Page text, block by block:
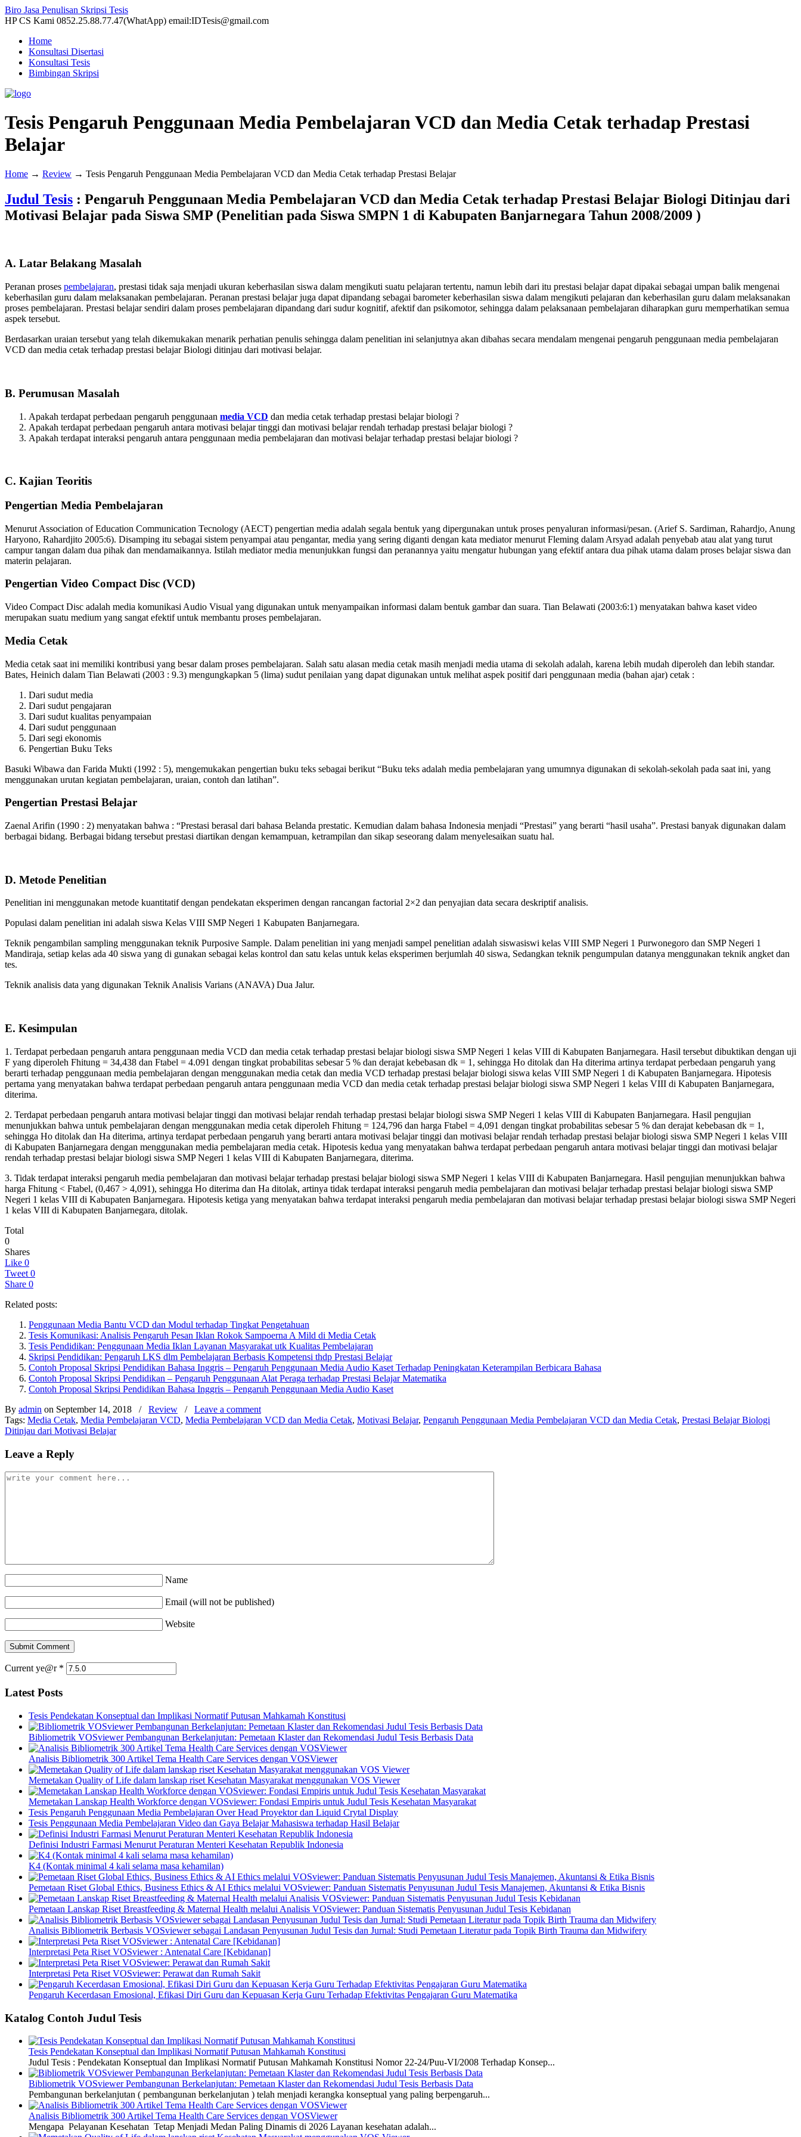
Biro Jasa Penulisan Skripsi Tesis
HP CS Kami 0852.25.88.77.47(WhatApp) email:IDTesis@gmail.com
Home
Konsultasi Disertasi
Konsultasi Tesis
Bimbingan Skripsi
Tesis Pengaruh Penggunaan Media Pembelajaran VCD dan Media Cetak terhadap Prestasi
Belajar
Home → Review → Tesis Pengaruh Penggunaan Media Pembelajaran VCD dan Media Cetak terhadap Prestasi Belajar
Judul Tesis : Pengaruh Penggunaan Media Pembelajaran VCD dan Media Cetak terhadap Prestasi Belajar Biologi Ditinjau dari
Motivasi Belajar pada Siswa SMP (Penelitian pada Siswa SMPN 1 di Kabupaten Banjarnegara Tahun 2008/2009 )
A. Latar Belakang Masalah
Peranan proses pembelajaran, prestasi tidak saja menjadi ukuran keberhasilan siswa dalam mengikuti suatu pelajaran tertentu, namun lebih dari itu prestasi belajar dapat dipakai sebagai umpan balik mengenai
keberhasilan guru dalam melaksanakan pembelajaran. Peranan prestasi belajar juga dapat dipandang sebagai barometer keberhasilan siswa dalam mengikuti pelajaran dan keberhasilan guru dalam melaksanakan
proses pembelajaran. Prestasi belajar sendiri dalam proses pembelajaran dipandang dari sudur kognitif, afektif dan psikomotor, sehingga dalam pelaksanaan pembelajaran diharapkan guru memperhatikan semua
aspek tersebut.
Berdasarkan uraian tersebut yang telah dikemukakan menarik perhatian penulis sehingga dalam penelitian ini selanjutnya akan dibahas secara mendalam mengenai pengaruh penggunaan media pembelajaran
VCD dan media cetak terhadap prestasi belajar Biologi ditinjau dari motivasi belajar.
B. Perumusan Masalah
Apakah terdapat perbedaan pengaruh penggunaan media VCD dan media cetak terhadap prestasi belajar biologi ?
Apakah terdapat perbedaan pengaruh antara motivasi belajar tinggi dan motivasi belajar rendah terhadap prestasi belajar biologi ?
Apakah terdapat interaksi pengaruh antara penggunaan media pembelajaran dan motivasi belajar terhadap prestasi belajar biologi ?
C. Kajian Teoritis
Pengertian Media Pembelajaran
Menurut Association of Education Communication Tecnology (AECT) pengertian media adalah segala bentuk yang dipergunakan untuk proses penyaluran informasi/pesan. (Arief S. Sardiman, Rahardjo, Anung
Haryono, Rahardjito 2005:6). Disamping itu sebagai sistem penyampai atau pengantar, media yang sering diganti dengan kata mediator menurut Fleming dalam Arsyad adalah penyebab atau alat yang turut
campur tangan dalam dua pihak dan mendamaikannya. Istilah mediator media menunjukkan fungsi dan peranannya yaitu mengatur hubungan yang efektif antara dua pihak utama dalam proses belajar siswa dan
materin pelajaran.
Pengertian Video Compact Disc (VCD)
Video Compact Disc adalah media komunikasi Audio Visual yang digunakan untuk menyampaikan informasi dalam bentuk gambar dan suara. Tian Belawati (2003:6:1) menyatakan bahwa kaset video
merupakan suatu medium yang sangat efektif untuk membantu proses pembelajaran.
Media Cetak
Media cetak saat ini memiliki kontribusi yang besar dalam proses pembelajaran. Salah satu alasan media cetak masih menjadi media utama di sekolah adalah, karena lebih mudah diperoleh dan lebih standar.
Bates, Heinich dalam Tian Belawati (2003 : 9.3) mengungkapkan 5 (lima) sudut penilaian yang dapat digunakan untuk melihat aspek positif dari penggunaan media (bahan ajar) cetak :
Dari sudut media
Dari sudut pengajaran
Dari sudut kualitas penyampaian
Dari sudut penggunaan
Dari segi ekonomis
Pengertian Buku Teks
Basuki Wibawa dan Farida Mukti (1992 : 5), mengemukakan pengertian buku teks sebagai berikut “Buku teks adalah media pembelajaran yang umumnya digunakan di sekolah-sekolah pada saat ini, yang
menggunakan urutan kegiatan pembelajaran, uraian, contoh dan latihan”.
Pengertian Prestasi Belajar
Zaenal Arifin (1990 : 2) menyatakan bahwa : “Prestasi berasal dari bahasa Belanda prestatic. Kemudian dalam bahasa Indonesia menjadi “Prestasi” yang berarti “hasil usaha”. Prestasi banyak digunakan dalam
berbagai bidang. Berbagai bidang tersebut prestasi diartikan dengan kemampuan, ketrampilan dan sikap seseorang dalam menyelesaikan suatu hal.
D. Metode Penelitian
Penelitian ini menggunakan metode kuantitatif dengan pendekatan eksperimen dengan rancangan factorial 2×2 dan penyajian data secara deskriptif analisis.
Populasi dalam penelitian ini adalah siswa Kelas VIII SMP Negeri 1 Kabupaten Banjarnegara.
Teknik pengambilan sampling menggunakan teknik Purposive Sample. Dalam penelitian ini yang menjadi sampel penelitian adalah siswasiswi kelas VIII SMP Negeri 1 Purwonegoro dan SMP Negeri 1
Mandiraja, setiap kelas ada 40 siswa yang di gunakan sebagai kelas kontrol dan satu kelas untuk kelas eksperimen berjumlah 40 siswa, Sedangkan teknik pengumpulan datanya menggunakan teknik angket dan
tes.
Teknik analisis data yang digunakan Teknik Analisis Varians (ANAVA) Dua Jalur.
E. Kesimpulan
1. Terdapat perbedaan pengaruh antara penggunaan media VCD dan media cetak terhadap prestasi belajar biologi siswa SMP Negeri 1 kelas VIII di Kabupaten Banjarnegara. Hasil tersebut dibuktikan dengan uji
F yang diperoleh Fhitung = 34,438 dan Ftabel = 4.091 dengan tingkat probabilitas sebesar 5 % dan derajat kebebasan dk = 1, sehingga Ho ditolak dan Ha diterima artinya terdapat perbedaan pengaruh yang
berarti terhadap penggunaan media pembelajaran dengan menggunakan media cetak dan media VCD terhadap prestasi belajar biologi siswa kelas VIII SMP Negeri 1 di Kabupaten Banjarnegara. Hipotesis
pertama yang menyatakan bahwa terdapat perbedaan pengaruh antara penggunaan media VCD dan media cetak terhadap prestasi belajar biologi siswa SMP Negeri 1 kelas VIII di Kabupaten Banjarnegara,
diterima.
2. Terdapat perbedaan pengaruh antara motivasi belajar tinggi dan motivasi belajar rendah terhadap prestasi belajar biologi siswa SMP Negeri 1 kelas VIII di Kabupaten Banjarnegara. Hasil pengujian
menunjukkan bahwa untuk pembelajaran dengan menggunakan media cetak diperoleh Fhitung = 124,796 dan harga Ftabel = 4,091 dengan tingkat probabilitas sebesar 5 % dan derajat kebebasan dk = 1,
sehingga Ho ditolak dan Ha diterima, artinya terdapat perbedaan pengaruh yang berarti antara motivasi belajar tinggi dan motivasi belajar rendah terhadap prestasi belajar biologi siswa SMP Negeri 1 kelas VIII
di Kabupaten Banjarnegara dengan menggunakan media pembelajaran media cetak. Hipotesis kedua yang menyatakan bahwa terdapat perbedaan pengaruh antara motivasi belajar tinggi dan motivasi belajar
rendah terhadap prestasi belajar biologi siswa SMP Negeri 1 kelas VIII di Kabupaten Banjarnegara, diterima.
3. Tidak terdapat interaksi pengaruh media pembelajaran dan motivasi belajar terhadap prestasi belajar biologi siswa SMP Negeri 1 kelas VIII di Kabupaten Banjarnegara. Hasil pengujian menunjukkan bahwa
harga Fhitung < Ftabel, (0,467 > 4,091), sehingga Ho diterima dan Ha ditolak, artinya tidak terdapat interaksi pengaruh media pembelajaran dan motivasi belajar terhadap prestasi belajar biologi siswa SMP
Negeri 1 kelas VIII di Kabupaten Banjarnegara. Hipotesis ketiga yang menyatakan bahwa terdapat interaksi pengaruh media pembelajaran dan motivasi belajar terhadap prestasi belajar biologi siswa SMP Negeri
1 kelas VIII di Kabupaten Banjarnegara, ditolak.
Total
0
Shares
Like 0
Tweet 0
Share 0
Related posts:
Penggunaan Media Bantu VCD dan Modul terhadap Tingkat Pengetahuan
Tesis Komunikasi: Analisis Pengaruh Pesan Iklan Rokok Sampoerna A Mild di Media Cetak
Tesis Pendidikan: Penggunaan Media Iklan Layanan Masyarakat utk Kualitas Pembelajaran
Skripsi Pendidikan: Pengaruh LKS dlm Pembelajaran Berbasis Kompetensi thdp Prestasi Belajar
Contoh Proposal Skripsi Pendidikan Bahasa Inggris – Pengaruh Penggunaan Media Audio Kaset Terhadap Peningkatan Keterampilan Berbicara Bahasa
Contoh Proposal Skripsi Pendidikan – Pengaruh Penggunaan Alat Peraga terhadap Prestasi Belajar Matematika
Contoh Proposal Skripsi Pendidikan Bahasa Inggris – Pengaruh Penggunaan Media Audio Kaset
By admin on September 14, 2018 / Review / Leave a comment
Tags: Media Cetak, Media Pembelajaran VCD, Media Pembelajaran VCD dan Media Cetak, Motivasi Belajar, Pengaruh Penggunaan Media Pembelajaran VCD dan Media Cetak, Prestasi Belajar Biologi
Ditinjau dari Motivasi Belajar
Leave a Reply
Name
Email (will not be published)
Website
Current ye@r *
Latest Posts
Tesis Pendekatan Konseptual dan Implikasi Normatif Putusan Mahkamah Konstitusi
Bibliometrik VOSviewer Pembangunan Berkelanjutan: Pemetaan Klaster dan Rekomendasi Judul Tesis Berbasis Data
Analisis Bibliometrik 300 Artikel Tema Health Care Services dengan VOSViewer
Memetakan Quality of Life dalam lanskap riset Kesehatan Masyarakat menggunakan VOS Viewer
Memetakan Lanskap Health Workforce dengan VOSviewer: Fondasi Empiris untuk Judul Tesis Kesehatan Masyarakat
Tesis Pengaruh Penggunaan Media Pembelajaran Over Head Proyektor dan Liquid Crytal Display
Tesis Penggunaan Media Pembelajaran Video dan Gaya Belajar Mahasiswa terhadap Hasil Belajar
Definisi Industri Farmasi Menurut Peraturan Menteri Kesehatan Republik Indonesia
K4 (Kontak minimal 4 kali selama masa kehamilan)
Pemetaan Riset Global Ethics, Business Ethics & AI Ethics melalui VOSviewer: Panduan Sistematis Penyusunan Judul Tesis Manajemen, Akuntansi & Etika Bisnis
Pemetaan Lanskap Riset Breastfeeding & Maternal Health melalui Analisis VOSviewer: Panduan Sistematis Penyusunan Judul Tesis Kebidanan
Analisis Bibliometrik Berbasis VOSviewer sebagai Landasan Penyusunan Judul Tesis dan Jurnal: Studi Pemetaan Literatur pada Topik Birth Trauma dan Midwifery
Interpretasi Peta Riset VOSviewer : Antenatal Care [Kebidanan]
Interpretasi Peta Riset VOSviewer: Perawat dan Rumah Sakit
Pengaruh Kecerdasan Emosional, Efikasi Diri Guru dan Kepuasan Kerja Guru Terhadap Efektivitas Pengajaran Guru Matematika
Katalog Contoh Judul Tesis
Tesis Pendekatan Konseptual dan Implikasi Normatif Putusan Mahkamah Konstitusi
Judul Tesis : Pendekatan Konseptual dan Implikasi Normatif Putusan Mahkamah Konstitusi Nomor 22-24/Puu-VI/2008 Terhadap Konsep...
Bibliometrik VOSviewer Pembangunan Berkelanjutan: Pemetaan Klaster dan Rekomendasi Judul Tesis Berbasis Data
Pembangunan berkelanjutan ( pembangunan berkelanjutan ) telah menjadi kerangka konseptual yang paling berpengaruh...
Analisis Bibliometrik 300 Artikel Tema Health Care Services dengan VOSViewer
Mengapa Pelayanan Kesehatan Tetap Menjadi Medan Paling Dinamis di 2026 Layanan kesehatan adalah...